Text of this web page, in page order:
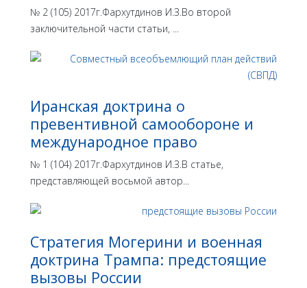
№ 2 (105) 2017г.Фархутдинов И.З.Во второй
заключительной части статьи, ...
Иранская доктрина о
превентивной самообороне и
международное право
№ 1 (104) 2017г.Фархутдинов И.З.В статье,
представляющей восьмой автор...
Стратегия Могерини и военная
доктрина Трампа: предстоящие
вызовы России